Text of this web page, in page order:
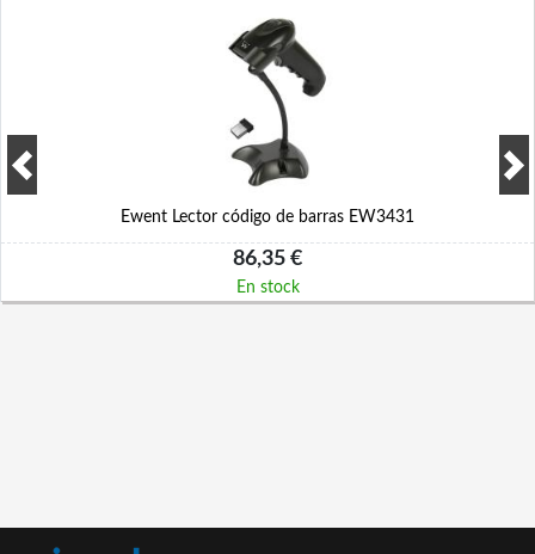
Ewent Lector código de barras EW3431
86,35 €
En stock